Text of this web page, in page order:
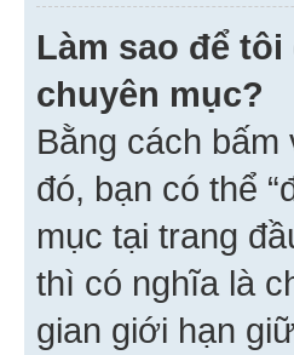
Làm sao để
chuyên mục?
Bằng cách bấm
đó, bạn có thể
mục tại trang
thì có nghĩa là
gian giới hạn